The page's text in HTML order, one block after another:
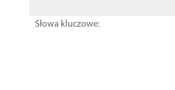
Słowa kluczowe: